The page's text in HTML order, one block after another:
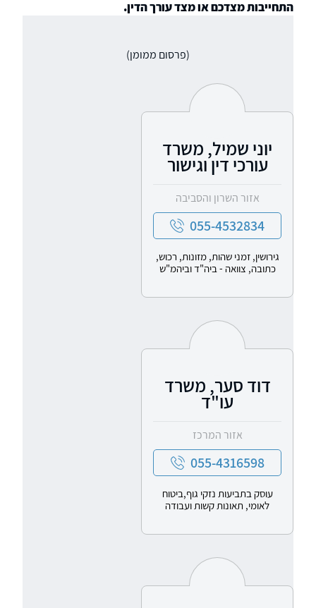
התחייבות מצדכם או מצד עורך הדין.
(פרסום ממומן)
יוני שמיל, משרד
עורכי דין וגישור
אזור השרון והסביבה
055-4532834
גירושין, זמני שהות, מזונות, רכוש,
כתובה, צוואה - ביה"ד וביהמ"ש
דוד סער, משרד
עו"ד
אזור המרכז
055-4316598
עוסק בתביעות נזקי גוף,ביטוח
לאומי, תאונות קשות ועבודה